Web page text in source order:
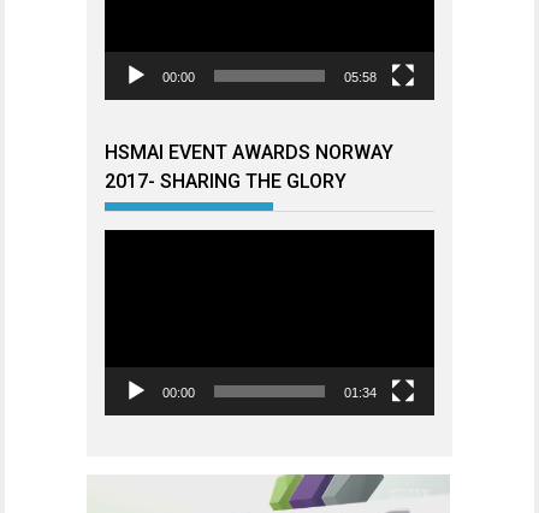
00:00 05:58
HSMAI EVENT AWARDS NORWAY
2017- SHARING THE GLORY
00:00 01:34